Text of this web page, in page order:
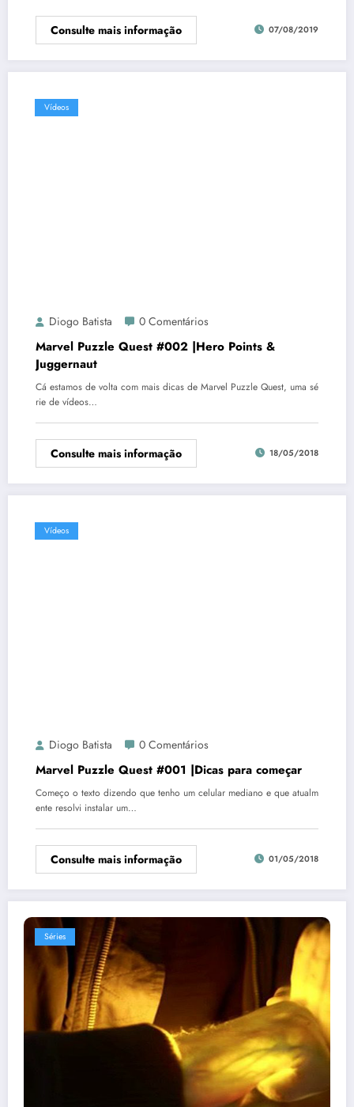
Consulte mais informação 07/08/2019
Vídeos
Diogo Batista 0 Comentários
Marvel Puzzle Quest #002 |Hero Points &
Juggernaut
Cá estamos de volta com mais dicas de Marvel Puzzle Quest, uma sé
rie de vídeos…
Consulte mais informação 18/05/2018
Vídeos
Diogo Batista 0 Comentários
Marvel Puzzle Quest #001 |Dicas para começar
Começo o texto dizendo que tenho um celular mediano e que atualm
ente resolvi instalar um…
Consulte mais informação 01/05/2018
Séries